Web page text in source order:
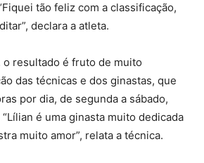
tão feliz com a classificação,
declara a atleta.
o resultado é fruto de muito
das técnicas e dos ginastas, que
por dia, de segunda a sábado,
é uma ginasta muito dedicada
muito amor”, relata a técnica.